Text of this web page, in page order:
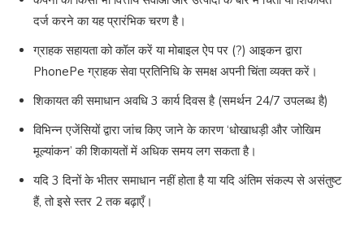
दर्ज करने का यह प्रारंभिक चरण है।
ग्राहक सहायता को कॉल करें या मोबाइल ऐप पर (?) आइकन द्वारा
PhonePe ग्राहक सेवा प्रतिनिधि के समक्ष अपनी चिंता व्यक्त करें।
शिकायत की समाधान अवधि 3 कार्य दिवस है (समर्थन 24/7 उपलब्ध है)
विभिन्न एजेंसियों द्वारा जांच किए जाने के कारण ‘धोखाधड़ी और जोखिम
मूल्यांकन’ की शिकायतों में अधिक समय लग सकता है।
यदि 3 दिनों के भीतर समाधान नहीं होता है या यदि अंतिम संकल्प से असंतुष्ट
हैं, तो इसे स्तर 2 तक बढ़ाएँ।